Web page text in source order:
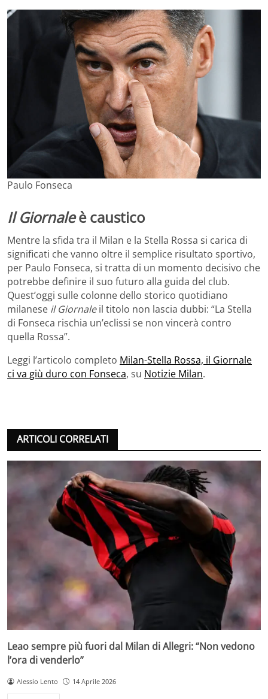
Paulo Fonseca
Il Giornaleè caustico
Mentre la sfida tra il Milan e la Stella Rossa si carica di
significati che vanno oltre il semplice risultato sportivo,
per Paulo Fonseca, si tratta di un momento decisivo che
potrebbe definire il suo futuro alla guida del club.
Quest’oggi sulle colonne dello storico quotidiano
milanese il Giornaleil titolo non lascia dubbi: “La Stella
di Fonseca rischia un’eclissi se non vincerà contro
quella Rossa”.
Leggi l’articolo completo Milan-Stella Rossa, il Giornale
ci va giù duro con Fonseca, su Notizie Milan.
ARTICOLI CORRELATI
Leao sempre più fuori dal Milan di Allegri: “Non vedono
l’ora di venderlo”
Alessio Lento 14 Aprile 2026